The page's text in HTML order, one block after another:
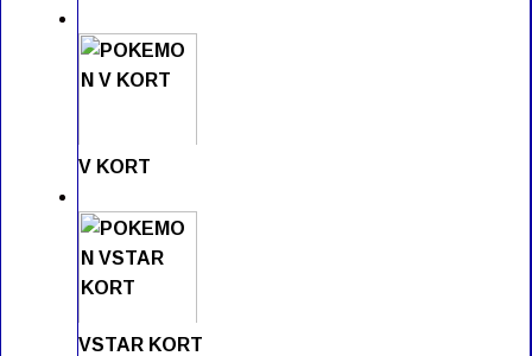
V KORT
VSTAR KORT